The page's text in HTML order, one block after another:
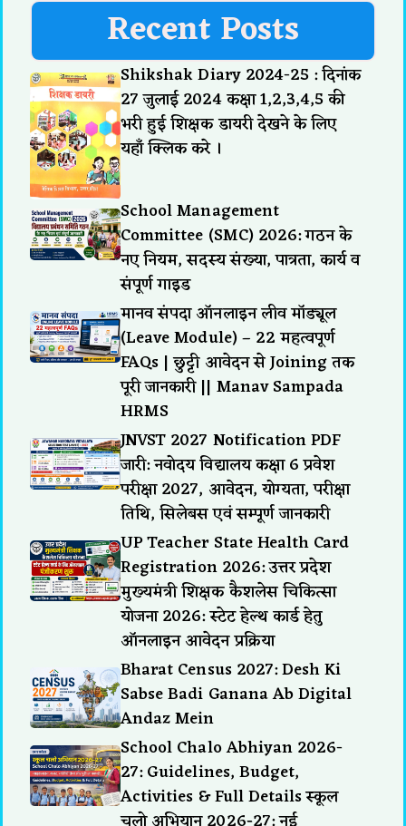
Recent Posts
Shikshak Diary 2024-25 : दिनांक
27 जुलाई 2024 कक्षा 1,2,3,4,5 की
भरी हुई शिक्षक डायरी देखने के लिए
यहाँ क्लिक करे ।
School Management
Committee (SMC) 2026: गठन के
नए नियम, सदस्य संख्या, पात्रता, कार्य व
संपूर्ण गाइड
मानव संपदा ऑनलाइन लीव मॉड्यूल
(Leave Module) – 22 महत्वपूर्ण
FAQs | छुट्टी आवेदन से Joining तक
पूरी जानकारी || Manav Sampada
HRMS
JNVST 2027 Notification PDF
जारी: नवोदय विद्यालय कक्षा 6 प्रवेश
परीक्षा 2027, आवेदन, योग्यता, परीक्षा
तिथि, सिलेबस एवं सम्पूर्ण जानकारी
UP Teacher State Health Card
Registration 2026: उत्तर प्रदेश
मुख्यमंत्री शिक्षक कैशलेस चिकित्सा
योजना 2026: स्टेट हेल्थ कार्ड हेतु
ऑनलाइन आवेदन प्रक्रिया
Bharat Census 2027: Desh Ki
Sabse Badi Ganana Ab Digital
Andaz Mein
School Chalo Abhiyan 2026-
27: Guidelines, Budget,
Activities & Full Details स्कूल